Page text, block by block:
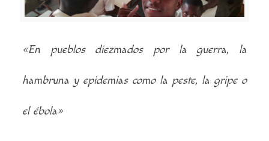
«En pueblos diezmados por la guerra, la
hambruna y epidemias como la peste, la gripe o
el ébola»